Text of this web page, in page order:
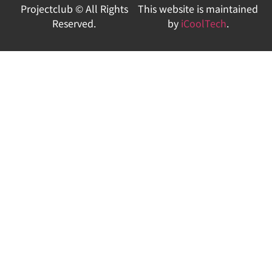
Projectclub © All Rights
Reserved.
This website is maintained
by iCoolTech.